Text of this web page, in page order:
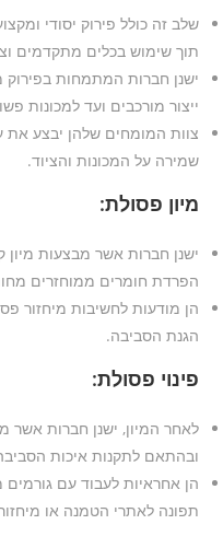
שלב זה כולל פירוק יסודי
תוך שימוש בכלים מתקדמים
ישנן חברות המתמחות בפירוק
ייצור מורכבים ועד למכונות
צוות המומחים שלהן יבצע את
שמירה על המכונות והציוד.
מיון פסולת:
ישנן חברות אשר מבצעות מיון
הפרדת חומרים ממוחזרים
הן מודעות לחשיבות מיחזור
הגנת הסביבה.
פינוי פסולת:
לאחר המיון, ישנן חברות
ובהתאם לתקנות איכות
הן אחראיות לעבוד עם
תפונה לאתרי הטמנה או